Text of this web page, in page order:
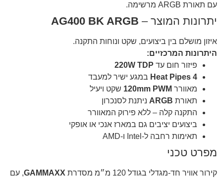
עם תאורת ARGB מרשימה.
יתרונות המוצר – AG400 BK ARGB
איזון מושלם בין ביצועים, שקט ונוחות התקנה.
היתרונות המרכזיים:
פיזור חום עד 220W TDP
4 Heat Pipes
במגע ישיר למעבד
מאוורר 120mm PWM שקט ויעיל
תאורת ARGB ניתנת לסנכרון
התקנה קלה – ללא פירוק המאוורר
ביצועים יציבים גם במארז אנכי או אופקי
תאימות רחבה ל-Intel ו-AMD
מפרט טכני
קירור אוויר חד-מגדלי בגודל 120 מ״מ מסדרת GAMMAXX, עם